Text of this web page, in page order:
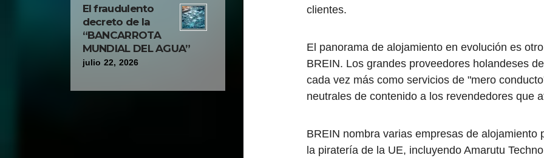
El fraudulento
decreto de la
“BANCARROTA
MUNDIAL DEL AGUA”
julio 22, 2026
clientes.
El panorama de alojamiento en evolución es
BREIN. Los grandes proveedores holandeses
cada vez más como servicios de "mero
neutrales de contenido a los revendedores que
BREIN nombra varias empresas de alojamiento
la piratería de la UE, incluyendo Amarutu